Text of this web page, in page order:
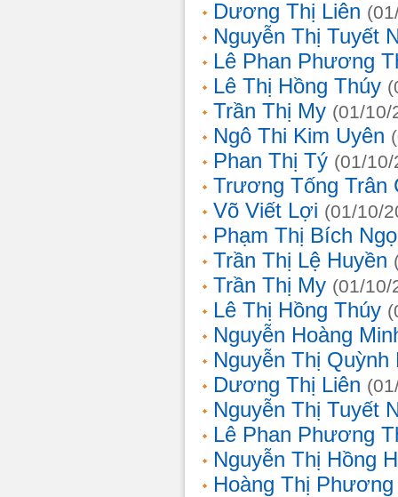
Dương Thị Liên
Nguyễn Thị Tuyết
Lê Phan Phương
Lê Thị Hồng Thúy
Trần Thị My (01/10/
Ngô Thi Kim Uyên
Phan Thị Tý (01/
Trương Tống Trân
Võ Viết Lợi (01/10/
Phạm Thị Bích
Trần Thị Lệ Huyền
Trần Thị My (01/10/
Lê Thị Hồng Thúy
Nguyễn Hoàng
Nguyễn Thị Quỳnh
Dương Thị Liên
Nguyễn Thị Tuyết
Lê Phan Phương
Nguyễn Thị Hồng
Hoàng Thị Phương